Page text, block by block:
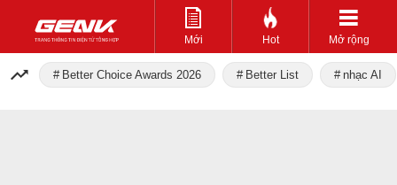
Mới Hot Mở rộng
Better Choice Awards 2026 Better List nhạc AI